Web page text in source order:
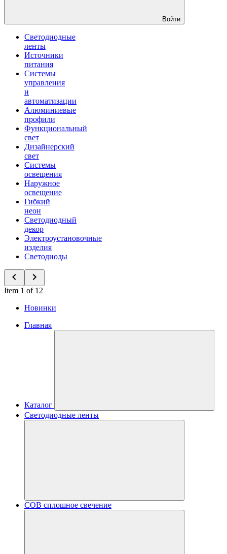
Войти
Светодиодные
ленты
Источники
питания
Системы
управления
и
автоматизации
Алюминиевые
профили
Функциональный
свет
Дизайнерский
свет
Системы
освещения
Наружное
освещение
Гибкий
неон
Светодиодный
декор
Электроустановочные
изделия
Светодиоды
Item 1 of 12
Новинки
Главная
Каталог
Светодиодные ленты
COB сплошное свечение